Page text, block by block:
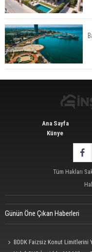
Ana Sayfa
Künye
Tüm Hakları
Günün Öne Çıkan Haberleri
BDDK Faizsiz Konut Limitlerini